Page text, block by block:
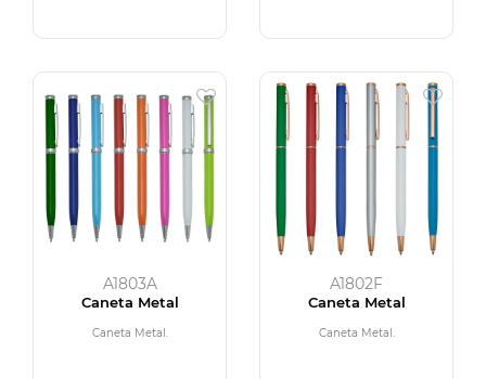
A1803A
Caneta Metal
Caneta Metal.
A1802F
Caneta Metal
Caneta Metal.